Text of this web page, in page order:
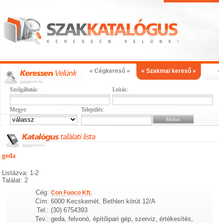
« Cégkereső » « Szakmai kereső »
Szolgáltatás: Leírás:
Megye: Település:
geda
Listázva: 1-2
Találat: 2
Cég: Con Fuoco Kft.
Cím: 6000 Kecskemét, Bethlen körút 12/A
Tel.: (30) 6754393
Tev.: geda, felvonó, építőipari gép, szerviz, értékesítés,